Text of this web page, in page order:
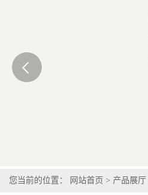
您当前的位置： 网站首页 > 产品展厅